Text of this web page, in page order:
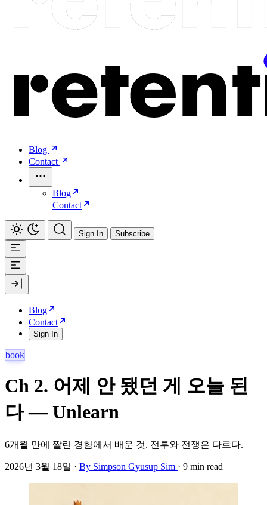
Blog
Contact
Blog
Contact
Sign In Subscribe
Blog
Contact
Sign In
book
Ch 2. 어제 안 됐던 게 오늘 된
다 — Unlearn
6개월 만에 짤린 경험에서 배운 것. 전투와 전쟁은 다르다.
2026년 3월 18일 · By Simpson Gyusup Sim · 9 min read